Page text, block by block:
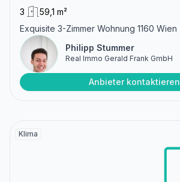
3
59,1 m²
Exquisite 3-Zimmer Wohnung 1160 Wien
Philipp Stummer
Real Immo Gerald Frank GmbH
Anbieter kontaktieren
Klima